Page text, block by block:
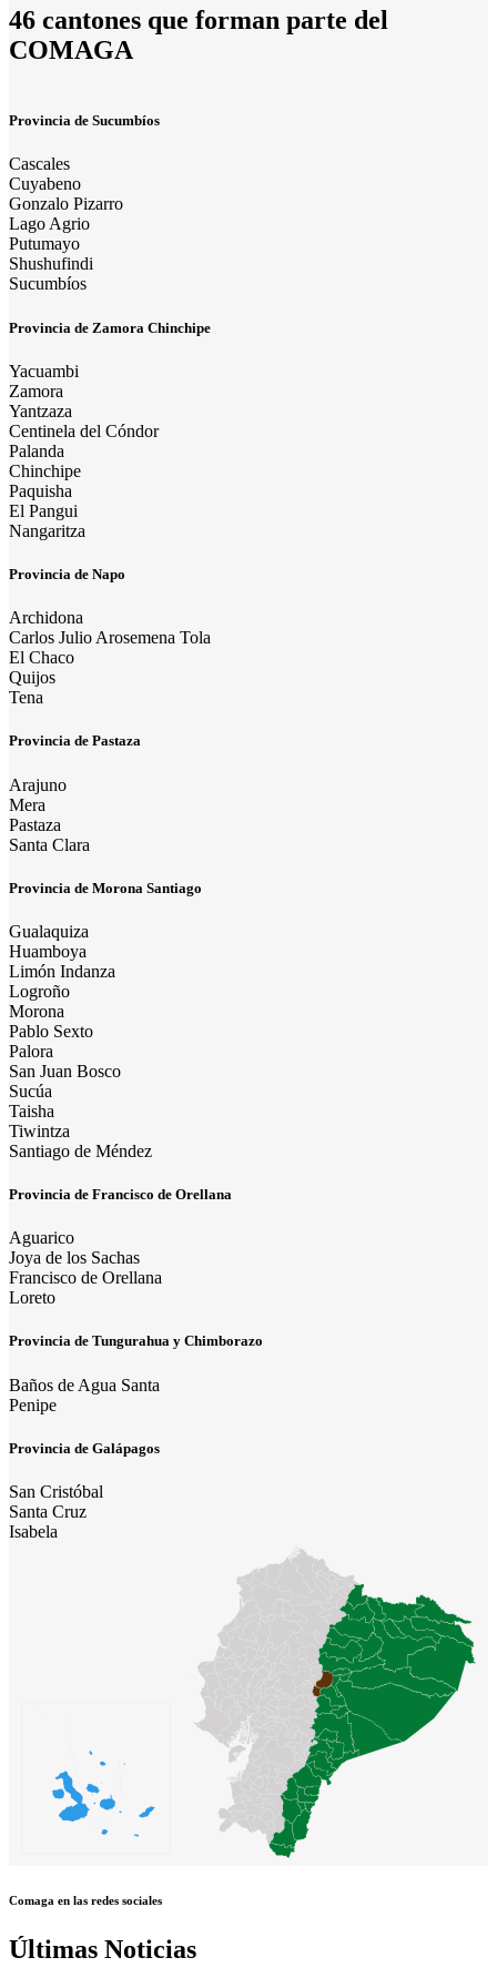
46 cantones que forman parte del
COMAGA
Provincia de Sucumbíos
Cascales
Cuyabeno
Gonzalo Pizarro
Lago Agrio
Putumayo
Shushufindi
Sucumbíos
Provincia de Zamora Chinchipe
Yacuambi
Zamora
Yantzaza
Centinela del Cóndor
Palanda
Chinchipe
Paquisha
El Pangui
Nangaritza
Provincia de Napo
Archidona
Carlos Julio Arosemena Tola
El Chaco
Quijos
Tena
Provincia de Pastaza
Arajuno
Mera
Pastaza
Santa Clara
Provincia de Morona Santiago
Gualaquiza
Huamboya
Limón Indanza
Logroño
Morona
Pablo Sexto
Palora
San Juan Bosco
Sucúa
Taisha
Tiwintza
Santiago de Méndez
Provincia de Francisco de Orellana
Aguarico
Joya de los Sachas
Francisco de Orellana
Loreto
Provincia de Tungurahua y Chimborazo
Baños de Agua Santa
Penipe
Provincia de Galápagos
San Cristóbal
Santa Cruz
Isabela
Comaga en las redes sociales
Últimas Noticias